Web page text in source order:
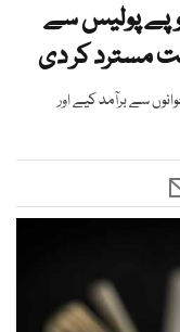
پولیس سے
مسترد کر دی
پولیس نے دوران تلاشی ایک کروڑ روپے2 نوجوانوں سے برآمد کیے اور